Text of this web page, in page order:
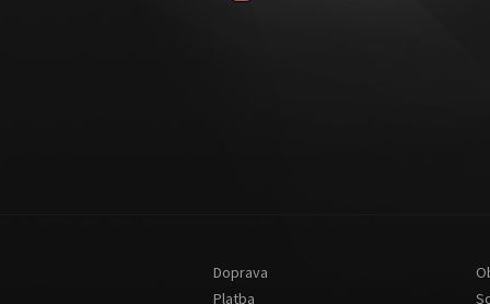
Doprava
Platba